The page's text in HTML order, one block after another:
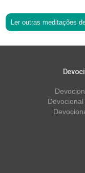
Ler outras meditações